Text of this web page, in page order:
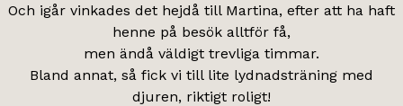
Och igår vinkades det hejdå till Martina, efter att ha haft
henne på besök alltför få,
men ändå väldigt trevliga timmar.
Bland annat, så fick vi till lite lydnadsträning med
djuren, riktigt roligt!